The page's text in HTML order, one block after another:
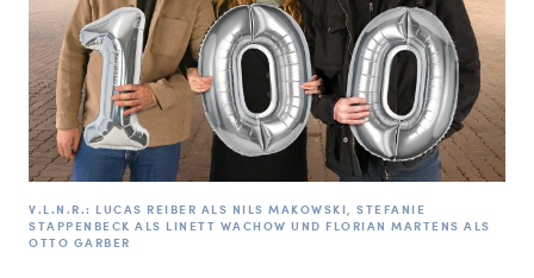
V.L.N.R.: LUCAS REIBER ALS NILS MAKOWSKI, STEFANIE
STAPPENBECK ALS LINETT WACHOW UND FLORIAN MARTENS ALS
OTTO GARBER